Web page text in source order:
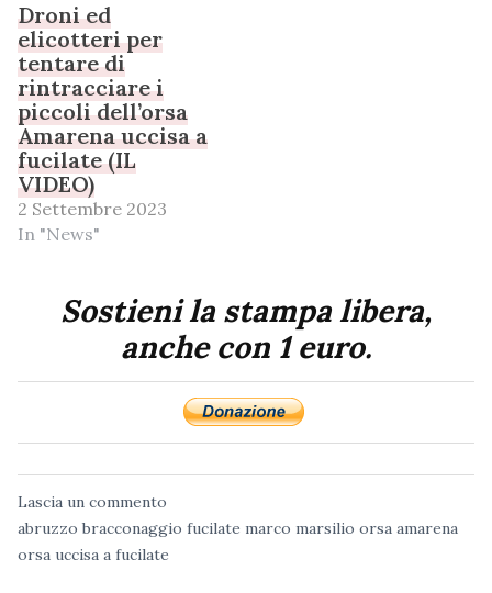
Droni ed
elicotteri per
tentare di
rintracciare i
piccoli dell’orsa
Amarena uccisa a
fucilate (IL
VIDEO)
2 Settembre 2023
In "News"
Sostieni la stampa libera,
anche con 1 euro.
Lascia un commento
abruzzo bracconaggio fucilate marco marsilio orsa amarena
orsa uccisa a fucilate